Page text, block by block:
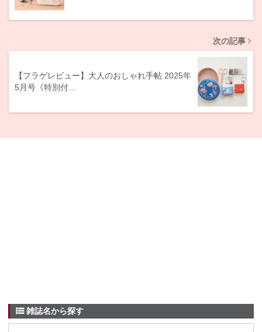
次の記事
【フラゲレビュー】大人のおしゃれ手帖 2025年
5月号《特別付…
雑誌名から探す